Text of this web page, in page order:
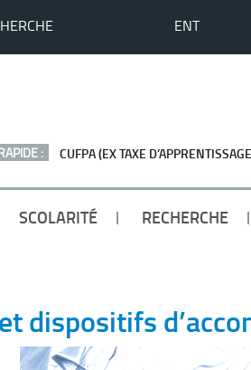
ENT
: CUFPA (EX TAXE
SCOLARITÉ RECHERCHE
dispositifs